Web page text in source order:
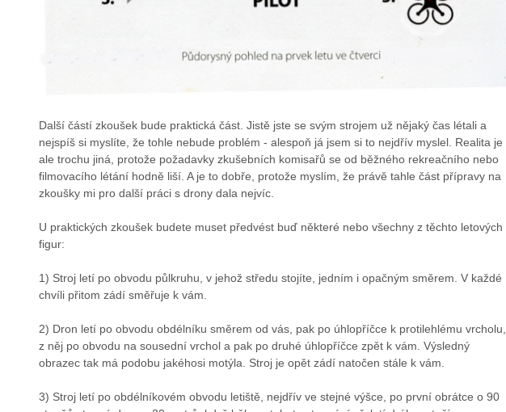
Další částí zkoušek bude praktická část. Jistě jste se svým strojem už nějaký čas létali a
nejspíš si myslíte, že tohle nebude problém - alespoň já jsem si to nejdřív myslel. Realita je
ale trochu jiná, protože požadavky zkušebních komisařů se od běžného rekreačního nebo
filmovacího létání hodně liší. A je to dobře, protože myslím, že právě tahle část přípravy na
zkoušky mi pro další práci s drony dala nejvíc.
U praktických zkoušek budete muset předvést buď některé nebo všechny z těchto letových
figur:
1) Stroj letí po obvodu půlkruhu, v jehož středu stojíte, jedním i opačným směrem. V každé
chvíli přitom zádí směřuje k vám.
2) Dron letí po obvodu obdélníku směrem od vás, pak po úhlopříčce k protilehlému vrcholu,
z něj po obvodu na sousední vrchol a pak po druhé úhlopříčce zpět k vám. Výsledný
obrazec tak má podobu jakéhosi motýla. Stroj je opět zádí natočen stále k vám.
3) Stroj letí po obdélníkovém obvodu letiště, nejdřív ve stejné výšce, po první obrátce o 90